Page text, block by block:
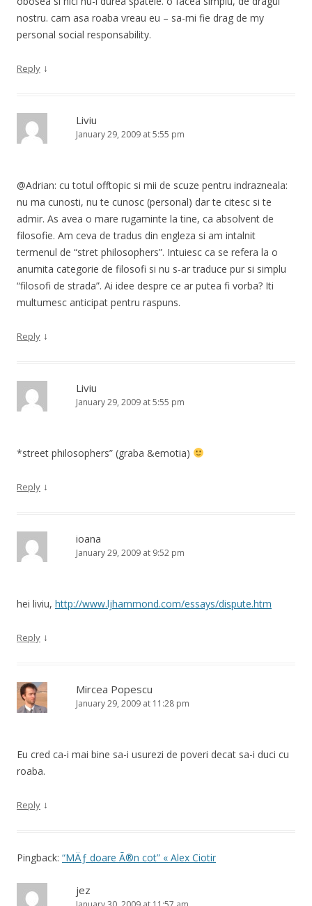
nostru. cam asa roaba vreau eu – sa-mi fie drag de my
personal social responsability.
Reply ↓
Liviu
January 29, 2009 at 5:55 pm
@Adrian: cu totul offtopic si mii de scuze pentru indrazneala:
nu ma cunosti, nu te cunosc (personal) dar te citesc si te
admir. As avea o mare rugaminte la tine, ca absolvent de
filosofie. Am ceva de tradus din engleza si am intalnit
termenul de “stret philosophers”. Intuiesc ca se refera la o
anumita categorie de filosofi si nu s-ar traduce pur si simplu
“filosofi de strada”. Ai idee despre ce ar putea fi vorba? Iti
multumesc anticipat pentru raspuns.
Reply ↓
Liviu
January 29, 2009 at 5:55 pm
*street philosophers” (graba &emotia)
Reply ↓
ioana
January 29, 2009 at 9:52 pm
hei liviu, http://www.ljhammond.com/essays/dispute.htm
Reply ↓
Mircea Popescu
January 29, 2009 at 11:28 pm
Eu cred ca-i mai bine sa-i usurezi de poveri decat sa-i duci cu
roaba.
Reply ↓
Pingback: “MÄƒ doare Ã®n cot” « Alex Ciotir
jez